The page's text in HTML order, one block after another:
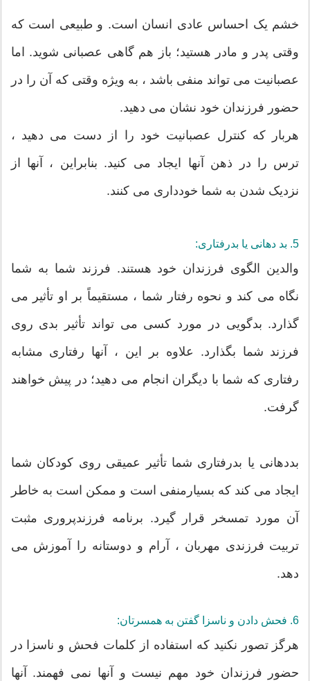
خشم یک احساس عادی انسان است. و طبیعی است که
وقتی پدر و مادر هستید؛ باز هم گاهی عصبانی شوید. اما
عصبانیت می تواند منفی باشد ، به ویژه وقتی که آن را در
حضور فرزندان خود نشان می دهید.
هربار که کنترل عصبانیت خود را از دست می دهید ،
ترس را در ذهن آنها ایجاد می کنید. بنابراین ، آنها از
نزدیک شدن به شما خودداری می کنند.
5. بد دهانی یا بدرفتاری:
والدین الگوی فرزندان خود هستند. فرزند شما به شما
نگاه می کند و نحوه رفتار شما ، مستقیماً بر او تأثیر می
گذارد. بدگویی در مورد کسی می تواند تأثیر بدی روی
فرزند شما بگذارد. علاوه بر این ، آنها رفتاری مشابه
رفتاری که شما با دیگران انجام می دهید؛ در پیش خواهند
گرفت.
بددهانی یا بدرفتاری شما تأثیر عمیقی روی کودکان شما
ایجاد می کند که بسیارمنفی است و ممکن است به خاطر
آن مورد تمسخر قرار گیرد. برنامه فرزندپروری مثبت
تربیت فرزندی مهربان ، آرام و دوستانه را آموزش می
دهد.
6. فحش دادن و ناسزا گفتن به همسرتان:
هرگز تصور نکنید که استفاده از کلمات فحش و ناسزا در
حضور فرزندان خود مهم نیست و آنها نمی فهمند. آنها